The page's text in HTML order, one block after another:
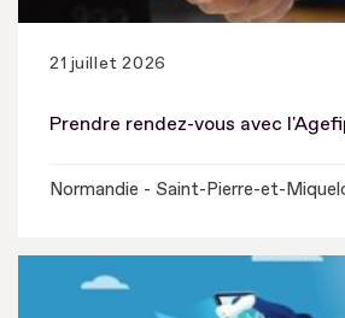
21 juillet 2026
Prendre rendez-vous avec
Normandie - Saint-Pierre-et-